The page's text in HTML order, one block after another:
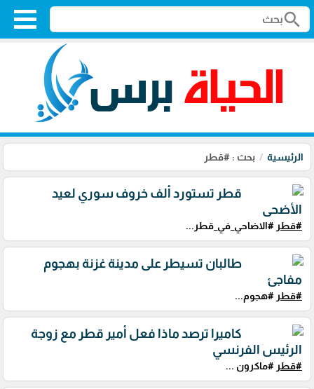
search
الرئيسية بحث : #قطر
قطر تستورد ألف خروف سوري لعيد
الأضحى
#قطر #الاضاحي_في_قطر...
طالبان تسيطر على مدينة غزنة بهجوم
مفاجئ
#قطر #هجوم...
كاميرا ترصد ماذا فعل أمير قطر مع زوجة
الرئيس الفرنسي
#قطر #ماكرون ...